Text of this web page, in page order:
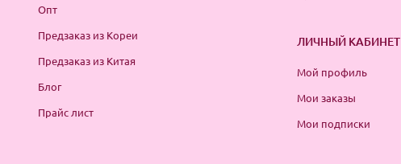
Опт
Предзаказ из Кореи
Предзаказ из Китая
Блог
Прайс лист
ЛИЧНЫЙ КАБИНЕТ
Мой профиль
Мои заказы
Мои подписки